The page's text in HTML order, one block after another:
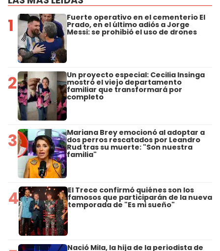
1 Fuerte operativo en el cementerio El
Prado, en el último adiós a Jorge
Messi: se prohibió el uso de drones
2 Un proyecto especial: Cecilia Insinga
mostró el viejo departamento
familiar que transformará por
completo
3 Mariana Brey emocionó al adoptar a
dos perros rescatados por Leandro
Rud tras su muerte: "Son nuestra
familia"
4 El Trece confirmó quiénes son los
famosos que participarán de la nueva
temporada de "Es mi sueño"
Nació Mila, la hija de la periodista de